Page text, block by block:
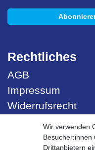
Rechtliches
AGB
Impressum
Widerrufsrecht
Vertrag widerrufen
Wir verwenden
Besucher:innen
Drittanbietern